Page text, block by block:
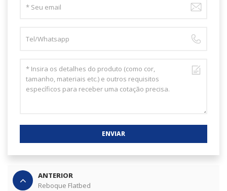
ENVIAR
ANTERIOR
Reboque Flatbed